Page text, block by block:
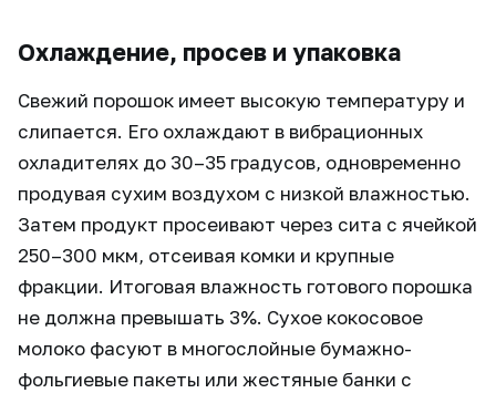
Охлаждение, просев и упаковка
Свежий порошок имеет высокую температуру и
слипается. Его охлаждают в вибрационных
охладителях до 30–35 градусов, одновременно
продувая сухим воздухом с низкой влажностью.
Затем продукт просеивают через сита с ячейкой
250–300 мкм, отсеивая комки и крупные
фракции. Итоговая влажность готового порошка
не должна превышать 3%. Сухое кокосовое
молоко фасуют в многослойные бумажно-
фольгиевые пакеты или жестяные банки с